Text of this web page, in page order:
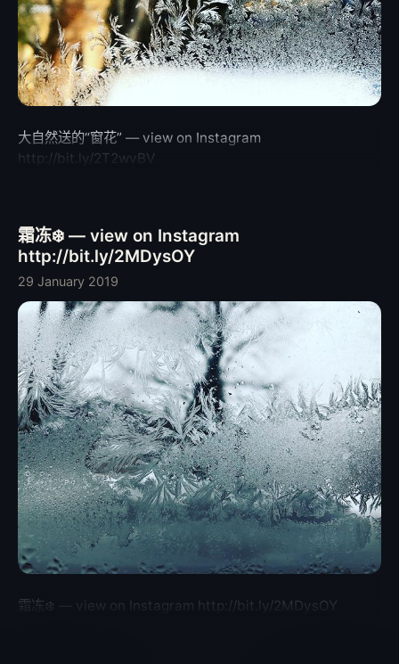
大自然送的“窗花” — view on Instagram
http://bit.ly/2T2wvBV
霜冻❄️ — view on Instagram
http://bit.ly/2MDysOY
29 January 2019
霜冻❄️ — view on Instagram http://bit.ly/2MDysOY